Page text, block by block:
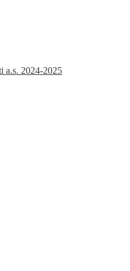
a.s. 2024-2025